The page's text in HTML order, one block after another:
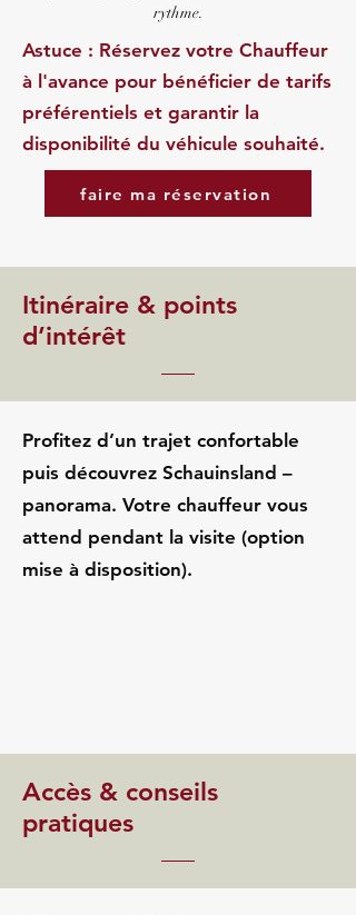
rythme.
Astuce : Réservez votre Chauffeur
à l'avance pour bénéficier de tarifs
préférentiels et garantir la
disponibilité du véhicule souhaité.
faire ma réservation
Itinéraire & points
d’intérêt
Profitez d’un trajet confortable
puis découvrez Schauinsland –
panorama. Votre chauffeur vous
attend pendant la visite (option
mise à disposition).
Accès & conseils
pratiques